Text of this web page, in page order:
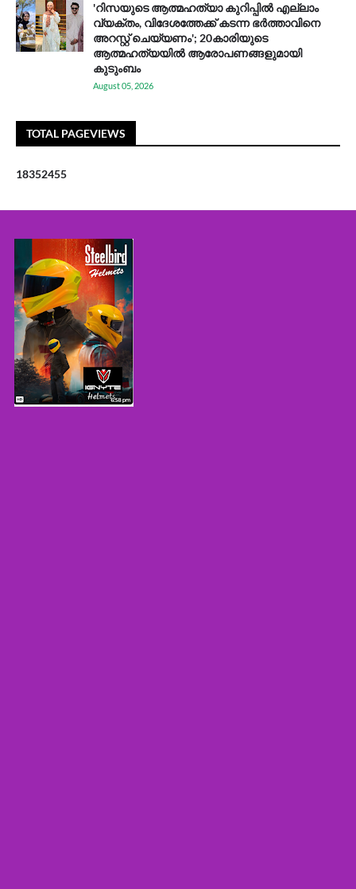
'റിസയുടെ ആത്മഹത്യാ കുറിപ്പിൽ എല്ലാം
വ്യക്തം, വിദേശത്തേക്ക് കടന്ന ഭർത്താവിനെ
അറസ്റ്റ് ചെയ്യണം'; 20കാരിയുടെ
ആത്മഹത്യയിൽ ആരോപണങ്ങളുമായി
കുടുംബം
August 05, 2026
TOTAL PAGEVIEWS
18352455